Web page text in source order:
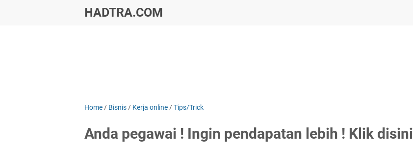
HADTRA.COM
Home / Bisnis / Kerja online /Tips/Trick
Anda pegawai ! Ingin pendapatan lebih ! Klik disini